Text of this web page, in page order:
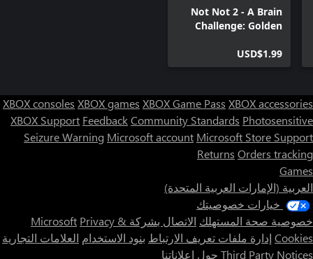
Not Not 2 - A Brain
Challenge: Golden
USD$1.99
XBOX consoles XBOX games XBOX Game Pass XBOX accessories
XBOX Support FeedbackCommunity Standards Photosensitive
Seizure Warning Microsoft account Microsoft Store Support
Returns Orders tracking
Games
العربية (الإمارات العربية المتحدة)
خيارات خصوصيتك
خصوصية صحة المستهلك الاتصال بشركة Microsoft Privacy &
Cookies إدارة ملفات تعريف الارتباط بنود الاستخدام العلامات التجارية
Third Party Notices حول إعلاناتنا